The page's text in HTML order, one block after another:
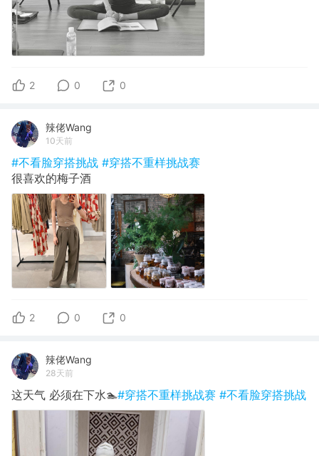
2 0 0
辣佬Wang
10天前
#不看脸穿搭挑战 #穿搭不重样挑战赛
很喜欢的梅子酒
2 0 0
辣佬Wang
28天前
这天气 必须在下水🏊#穿搭不重样挑战赛 #不看脸穿搭挑战